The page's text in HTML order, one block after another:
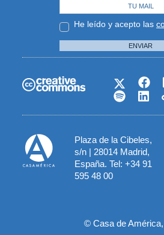
He leído y acepto las
ENVIAR
Plaza de la Cibeles,
s/n | 28014 Madrid,
España. Tel: +34 91
595 48 00
© Casa de